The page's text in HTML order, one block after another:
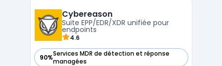
sophistiquées. Avec sa solution Privileged
Access Manager, Cy ...
Cybereason
Suite EPP/EDR/XDR unifiée pour
endpoints
4.6
90%Services MDR de détection et réponse
managées
— voir Cybereason dans cette catégorie